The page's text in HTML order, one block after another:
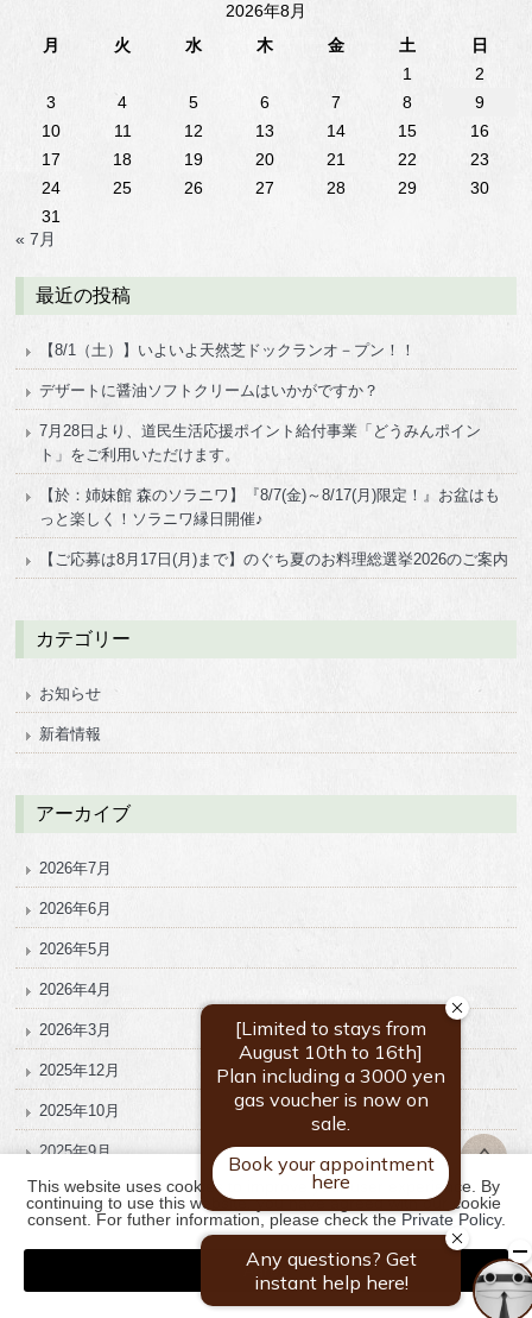
2026年8月
月
火 水 木 金 土
日
1
2
3
4 5 6 7 8
9
10
11 12 13 14 15
16
17
18 19 20 21 22
23
24
25 26 27 28 29
30
31
« 7月
最近の投稿
【8/1（土）】いよいよ天然芝ドックランオ－プン！！
デザートに醤油ソフトクリームはいかがですか？
7月28日より、道民生活応援ポイント給付事業「どうみんポイン
ト」をご利用いただけます。
【於：姉妹館 森のソラニワ】『8/7(金)～8/17(月)限定！』お盆はも
っと楽しく！ソラニワ縁日開催♪
【ご応募は8月17日(月)まで】のぐち夏のお料理総選挙2026のご案内
カテゴリー
お知らせ
新着情報
アーカイブ
2026年7月
2026年6月
2026年5月
2026年4月
2026年3月
2025年12月
2025年10月
2025年9月
2025年8月
This website uses cookies to improve your user experience. By
continuing to use this website, you have agreed with our cookie
consent. For futher information, please check the Private Policy.
Agree